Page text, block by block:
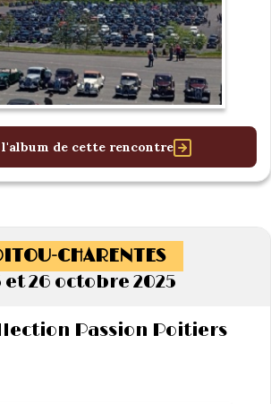
de cette rencontre
CHARENTES
et 26 octobre 2025
Passion Poitiers